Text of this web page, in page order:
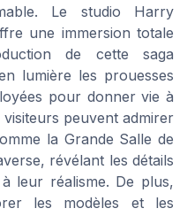
Le studio Harry
une immersion totale
de cette saga
lumière les prouesses
pour donner vie à
peuvent admirer
la Grande Salle de
révélant les détails
leur réalisme. De plus,
les modèles et les